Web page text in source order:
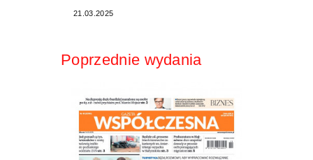
21.03.2025
Poprzednie wydania